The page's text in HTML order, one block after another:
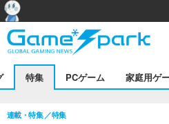
特集 PCゲーム 家庭用ゲ
連載・特集 特集